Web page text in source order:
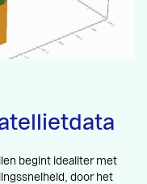
begint idealiter met
door het